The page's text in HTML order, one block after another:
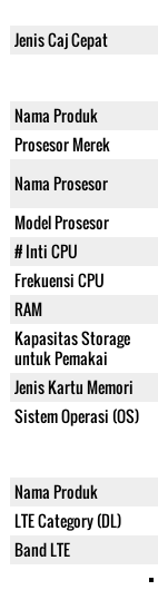
Jenis Caj Cepat
Nama Produk
Prosesor Merek
Nama Prosesor
Model Prosesor
# Inti CPU
Frekuensi CPU
RAM
Kapasitas Storage
untuk Pemakai
Jenis Kartu Memori
Sistem Operasi (OS)
Nama Produk
LTE Category (DL)
Band LTE